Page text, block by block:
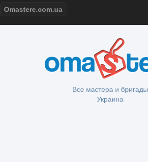
Omastere.com.ua
Все мастера и бригады
Украина